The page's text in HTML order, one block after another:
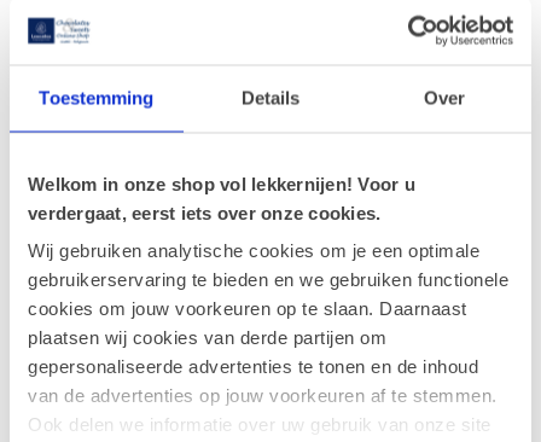
Toestemming Details Over
Welkom in onze shop vol lekkernijen! Voor u
verdergaat, eerst iets over onze cookies.
Wij gebruiken analytische cookies om je een optimale
gebruikerservaring te bieden en we gebruiken functionele
cookies om jouw voorkeuren op te slaan. Daarnaast
plaatsen wij cookies van derde partijen om
gepersonaliseerde advertenties te tonen en de inhoud
van de advertenties op jouw voorkeuren af te stemmen.
Ook delen we informatie over uw gebruik van onze site
Nüsse
Likör(20)
Aperitif-Snacks & Dips
(18)
Italienische Spezialitäten
Kekse(45)
Frühstück
verbreiten Paste(7)
Konfitüren(10)
Honig(3)
Pfefferkuchen(6)
Schokoladentafeln
gefüllten Tafeln
Schokoladenriegel(10)
Trinkschokolade(7)
Tee(8)